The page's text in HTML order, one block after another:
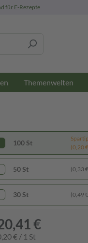
für E-Rezepte
Themenwelten
100 St
(0,20
50 St (0,33
30 St (0,49
€
€ / 1 St